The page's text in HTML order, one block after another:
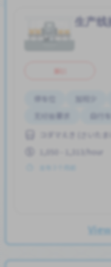
生产线
兼职
停车位 加班少
无经验要求
自行
コダマえき (さいたま
1,050 - 1,313/hour